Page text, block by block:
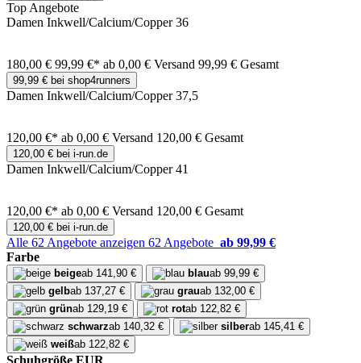
Top Angebote
Damen Inkwell/Calcium/Copper 36
180,00 € 99,99 €* ab 0,00 € Versand 99,99 € Gesamt
99,99 € bei shop4runners
Damen Inkwell/Calcium/Copper 37,5
120,00 €* ab 0,00 € Versand 120,00 € Gesamt
120,00 € bei i-run.de
Damen Inkwell/Calcium/Copper 41
120,00 €* ab 0,00 € Versand 120,00 € Gesamt
120,00 € bei i-run.de
Alle 62 Angebote anzeigen 62 Angebote ab 99,99 €
Farbe
beigeab 141,90 € blauab 99,99 €
gelbab 137,27 € grauab 132,00 €
grünab 129,19 € rotab 122,82 €
schwarzab 140,32 € silberab 145,41 €
weißab 122,82 €